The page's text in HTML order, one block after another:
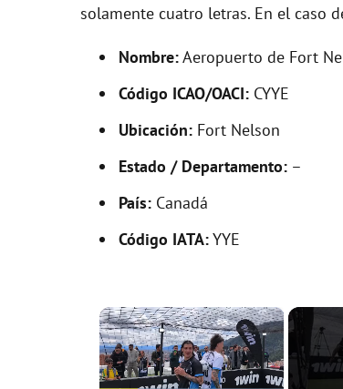
solamente cuatro letras. En el caso
Nombre:Aeropuerto de Fort
Código ICAO/OACI: CYYE
Ubicación: Fort Nelson
Estado / Departamento: –
País: Canadá
Código IATA:YYE
×